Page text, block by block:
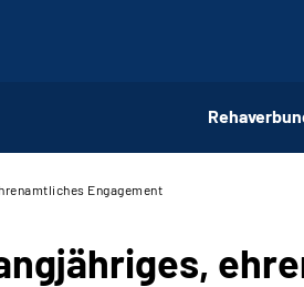
Engagement